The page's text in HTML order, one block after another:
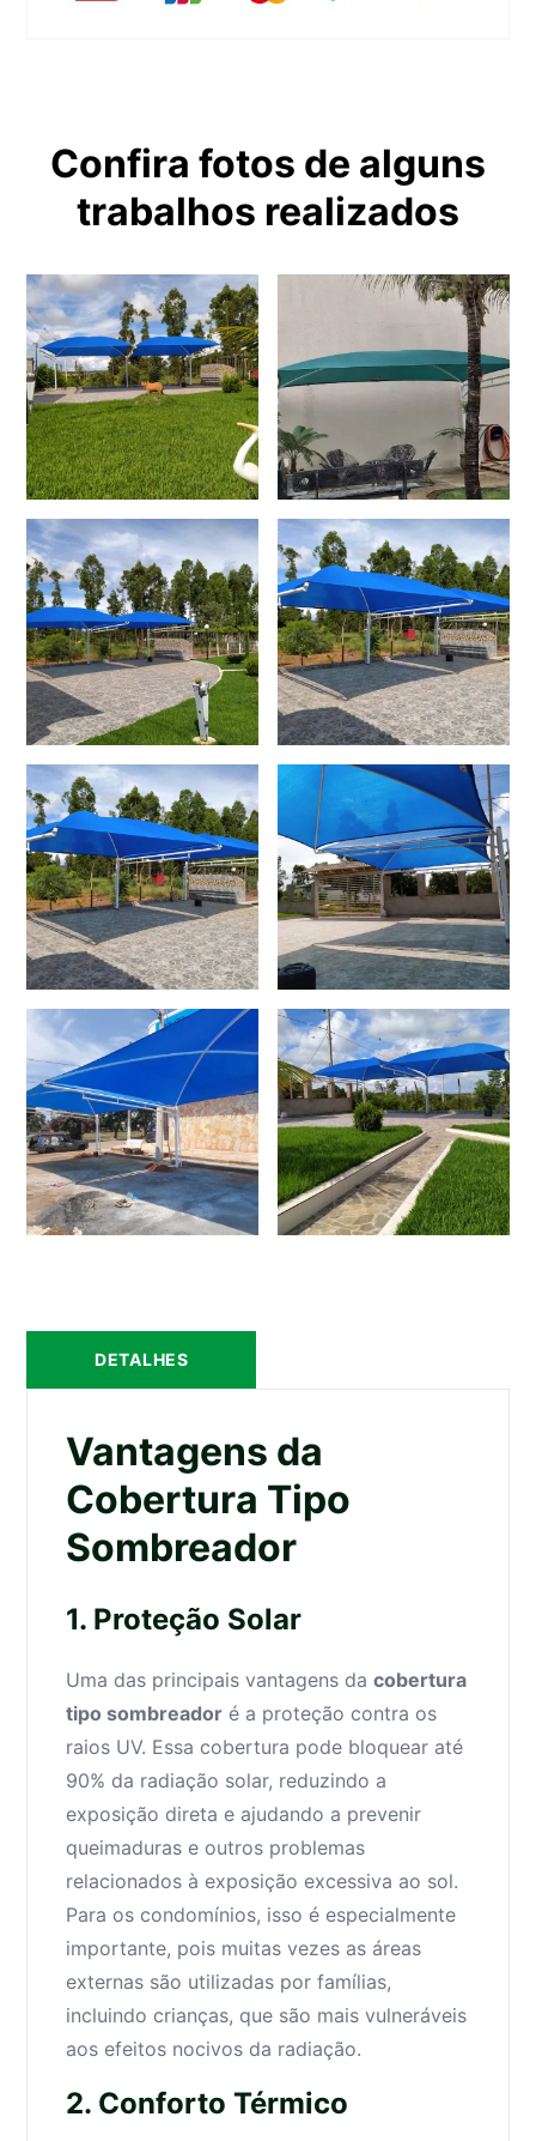
Confira fotos de alguns
trabalhos realizados
DETALHES
Vantagens da
Cobertura Tipo
Sombreador
1. Proteção Solar
Uma das principais vantagens dacobertura
tipo sombreador é a proteção contra os
raios UV. Essa cobertura pode bloquear até
90% da radiação solar, reduzindo a
exposição direta e ajudando a prevenir
queimaduras e outros problemas
relacionados à exposição excessiva ao sol.
Para os condomínios, isso é especialmente
importante, pois muitas vezes as áreas
externas são utilizadas por famílias,
incluindo crianças, que são mais vulneráveis
aos efeitos nocivos da radiação.
2. Conforto Térmico